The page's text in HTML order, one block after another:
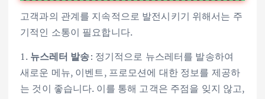
고객과의 관계를 지속적으로 발전시키기 위해서는 주
기적인 소통이 필요합니다.
1. 뉴스레터 발송: 정기적으로 뉴스레터를 발송하여
새로운 메뉴, 이벤트, 프로모션에 대한 정보를 제공하
는 것이 좋습니다. 이를 통해 고객은 주점을 잊지 않고,